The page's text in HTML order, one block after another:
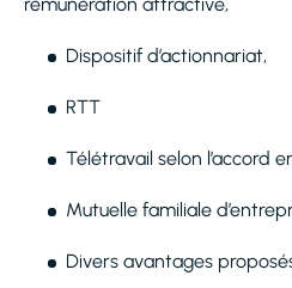
Dispositif d’actionnariat,
RTT
Télétravail selon l’accord
Mutuelle familiale
Divers avantages